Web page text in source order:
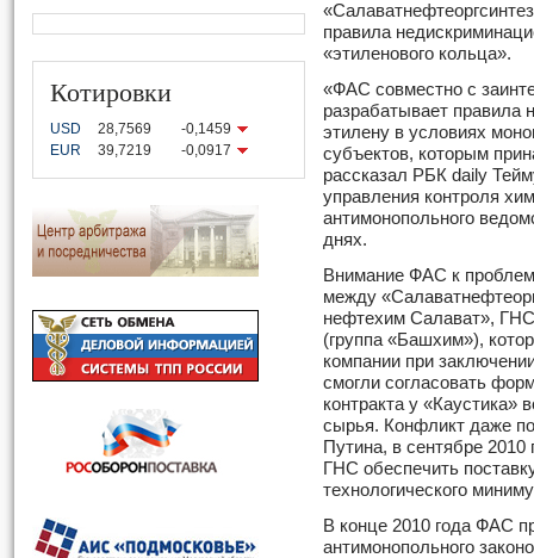
Котировки
USD 28,7569
-0,1459
EUR
39,7219 -0,0917
правила
«этиленового кольца».
«ФАС совместно с
разрабатывает правила
этилену в условиях
субъектов, которым
рассказал РБК daily
управления контроля
антимонопольного
днях.
Внимание ФАС к
между
нефтехим Салават»,
(группа «Баш­хим»),
компании при
смогли согласовать
контракта у «Каустика»
сырья. Конфликт даже
Путина, в сентябре
ГНС обеспечить
технологического
В конце 2010 года ФАС
антимонопольного